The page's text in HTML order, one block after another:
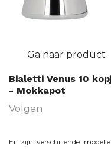
Ga naar product
Bialetti Venus 10
- Mokkapot
Volgen
Er zijn verschillende